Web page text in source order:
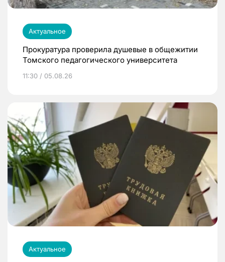
Актуальное
Прокуратура проверила душевые в общежитии
Томского педагогического университета
11:30 / 05.08.26
Актуальное